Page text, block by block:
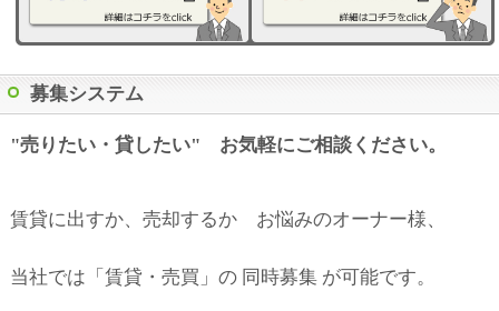
募集システム
"売りたい・貸したい" お気軽にご相談ください。
賃貸に出すか、売却するか お悩みのオーナー様、
当社では「賃貸・売買」の 同時募集 が可能です。